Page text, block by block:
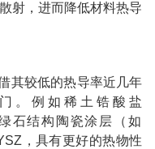
射，进而降低材料热导
其较低的热导率近几年
。例如稀土锆酸盐
石结构陶瓷涂层（如
，具有更好的热物性